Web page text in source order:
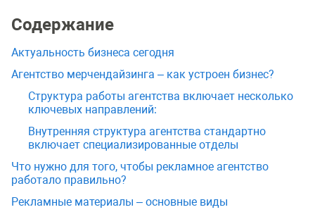
Содержание
Актуальность бизнеса сегодня
Агентство мерчендайзинга – как устроен бизнес?
Структура работы агентства включает несколько
ключевых направлений:
Внутренняя структура агентства стандартно
включает специализированные отделы
Что нужно для того, чтобы рекламное агентство
работало правильно?
Рекламные материалы – основные виды